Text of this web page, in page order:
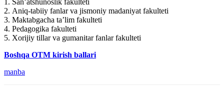
1. San’atshunoslik fakulteti
2. Aniq-tabiiy fanlar va jismoniy madaniyat fakulteti
3. Maktabgacha ta’lim fakulteti
4. Pedagogika fakulteti
5. Xorijiy tillar va gumanitar fanlar fakulteti
Boshqa OTM kirish ballari
manba